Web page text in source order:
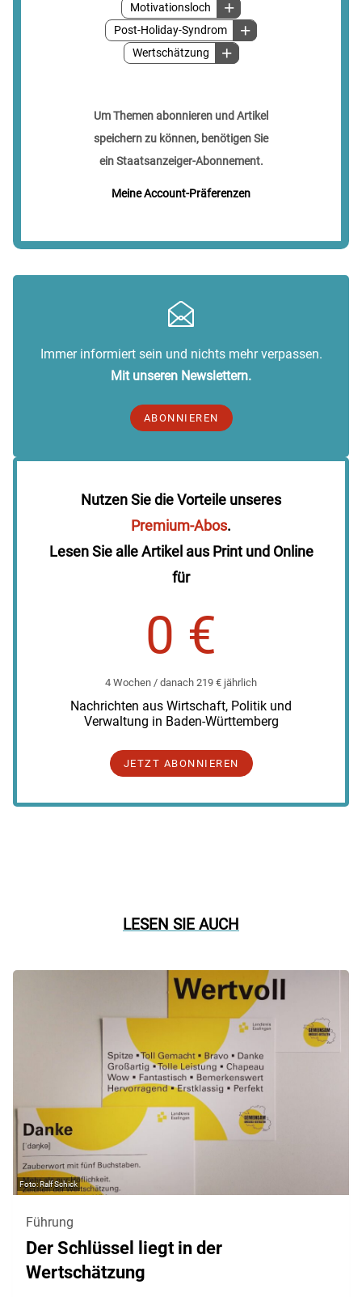
Motivationsloch
Post-Holiday-Syndrom
Wertschätzung
Um Themen abonnieren und Artikel
speichern zu können, benötigen Sie
ein Staatsanzeiger-Abonnement.
Meine Account-Präferenzen
Immer informiert sein und nichts mehr verpassen.
Mit unseren Newslettern.
ABONNIEREN
Nutzen Sie die Vorteile unseres
Premium-Abos.
Lesen Sie alle Artikel aus Print und Online
für
0 €
4 Wochen / danach 219 € jährlich
Nachrichten aus Wirtschaft, Politik und
Verwaltung in Baden-Württemberg
JETZT ABONNIEREN
LESEN SIE AUCH
Ralf Schick
Führung
Der Schlüssel liegt in der
Wertschätzung